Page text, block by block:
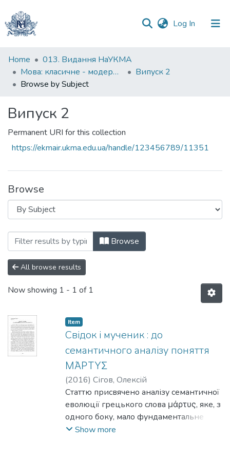
Log In (current)
Communities
&
Collections
Home
013. Видання НаУКМА
Мова: класичне - модерне - постмодерне
Випуск 2
Browse by Subject
Випуск 2
Permanent URI for this collection
https://ekmair.ukma.edu.ua/handle/123456789/11351
Browse
Browsing Випуск 2 by Subject "apostle"
Browse
All browse results
Now showing 1 - 1 of 1
Item
Свідок і мученик : до
семантичного аналізу поняття
ΜΆΡΤΥΣ
(2016) Сігов, Олексій
Статтю присвячено аналізу семантичної
еволюції грецького слова μάρτυς, яке, з
одного боку, мало фундаментальне
значення для становлення античної
Show more